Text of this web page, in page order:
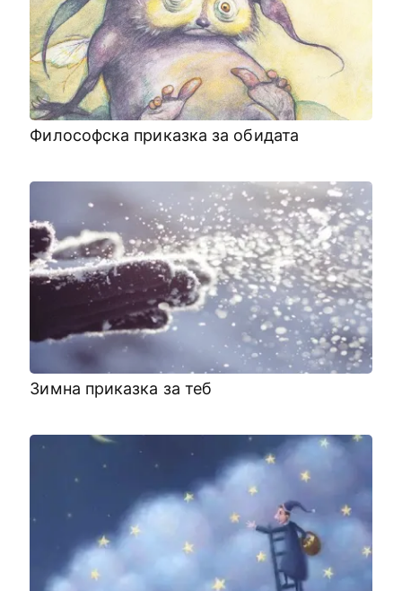
Философска приказка за обидата
Зимна приказка за теб